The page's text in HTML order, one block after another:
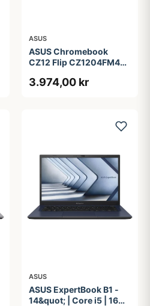
ASUS
ASUS Chromebook
CZ12 Flip CZ1204FM4A-
MediaTek Kompanio 540
3.974,00 kr
ASUS
ASUS ExpertBook B1 -
14&quot; | Core i5 | 16GB